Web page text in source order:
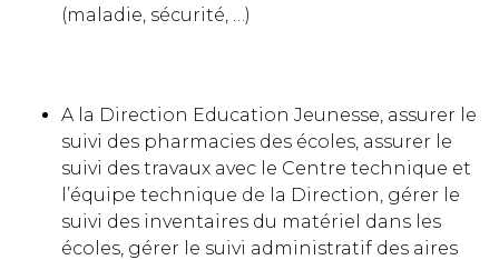
(maladie, sécurité, …)
A la Direction Education Jeunesse, assurer le
suivi des pharmacies des écoles, assurer le
suivi des travaux avec le Centre technique et
l’équipe technique de la Direction, gérer le
suivi des inventaires du matériel dans les
écoles, gérer le suivi administratif des aires